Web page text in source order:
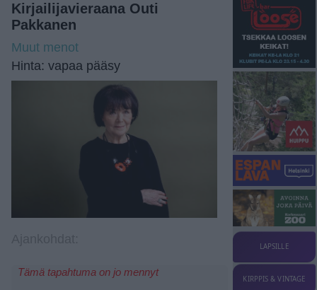
Kirjailijavieraana Outi
Pakkanen
Muut menot
Hinta: vapaa pääsy
Tämä tapahtuma on jo mennyt
LAPSILLE
KIRPPIS & VINTAGE